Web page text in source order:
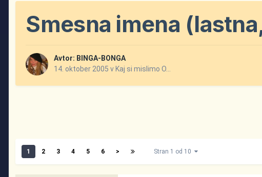
Smesna imena
Avtor: BINGA-BONGA
14. oktober 2005 v Kaj si mislimo O...
1 2 3 4 5 6 > Stran 1 od 10